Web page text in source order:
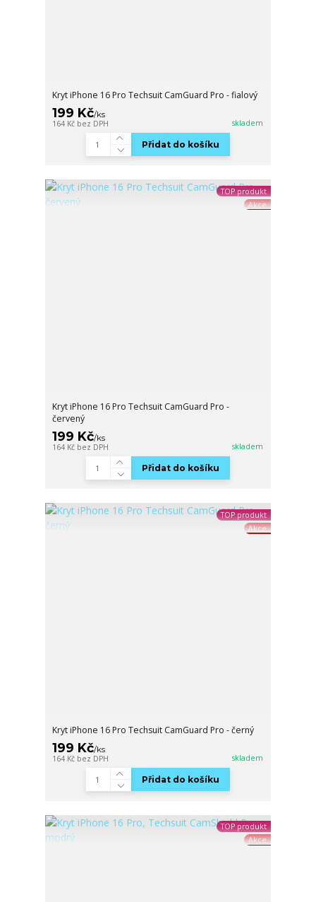
Kryt iPhone 16 Pro Techsuit CamGuard Pro - fialový
199 Kč/ks
164 Kč bez DPH skladem
Přidat do košíku
TOP produkt
Akce
Kryt iPhone 16 Pro Techsuit CamGuard Pro -
červený
199 Kč/ks
164 Kč bez DPH skladem
Přidat do košíku
TOP produkt
Akce
Kryt iPhone 16 Pro Techsuit CamGuard Pro - černý
199 Kč/ks
164 Kč bez DPH skladem
Přidat do košíku
TOP produkt
Akce